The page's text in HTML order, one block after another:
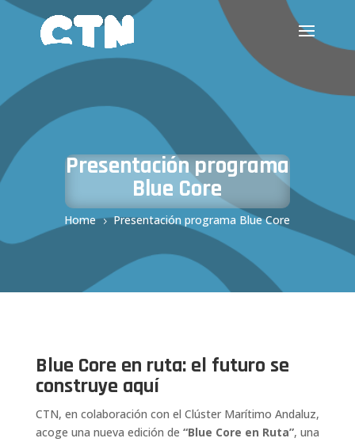
Presentación programa
Blue Core
Home 5 Presentación programa Blue Core
Blue Core en ruta: el futuro se
construye aquí
CTN, en colaboración con el Clúster Marítimo Andaluz,
acoge una nueva edición de “Blue Core en Ruta”, una